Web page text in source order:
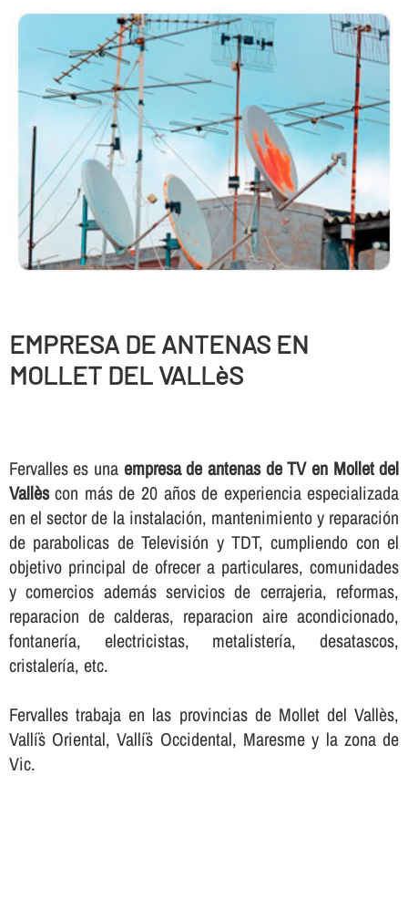
EMPRESA DE ANTENAS EN
MOLLET DEL VALLèS
Fervalles es una empresa de antenas de TV en Mollet del
Vallèscon más de 20 años de experiencia especializada
en el sector de la instalación, mantenimiento y reparación
de parabolicas de Televisión y TDT, cumpliendo con el
objetivo principal de ofrecer a particulares, comunidades
y comercios además servicios de cerrajeria, reformas,
reparacion de calderas, reparacion aire acondicionado,
fontanerí­a, electricistas, metalisterí­a, desatascos,
cristalerí­a, etc.
Fervalles trabaja en las provincias de Mollet del Vallès,
Vallí¨s Oriental, Vallí¨s Occidental, Maresme y la zona de
Vic.